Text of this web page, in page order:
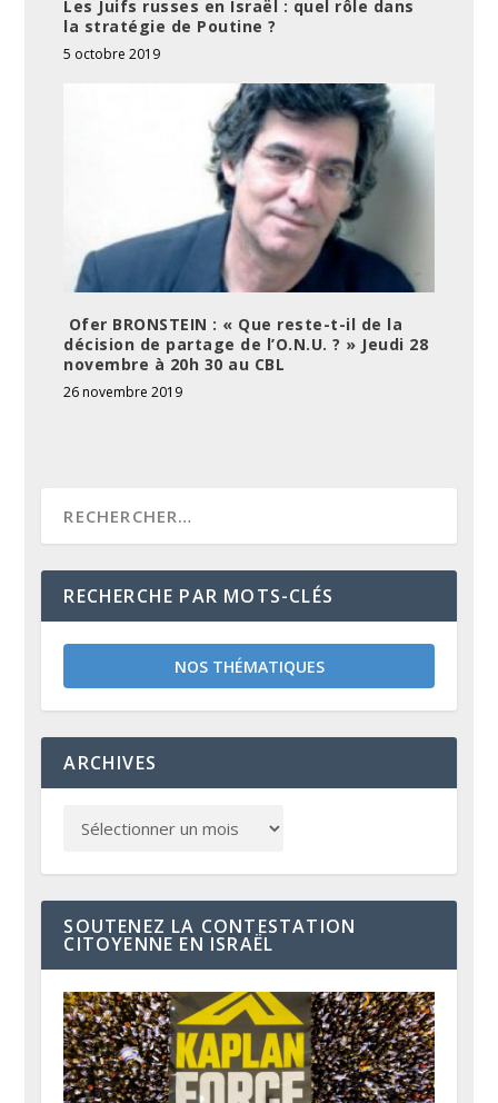
Les Juifs russes en Israël : quel rôle dans
la stratégie de Poutine ?
5 octobre 2019
Ofer BRONSTEIN : « Que reste-t-il de la
décision de partage de l’O.N.U. ? » Jeudi 28
novembre à 20h 30 au CBL
26 novembre 2019
RECHERCHE PAR MOTS-CLÉS
NOS THÉMATIQUES
ARCHIVES
SOUTENEZ LA CONTESTATION
CITOYENNE EN ISRAËL